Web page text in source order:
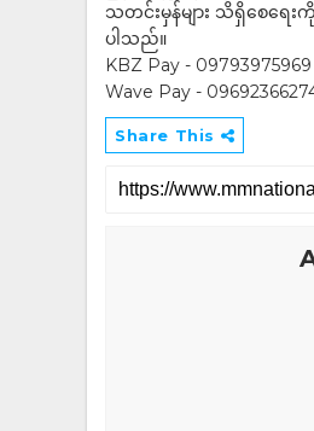
သတင်းမှန်များ သိရှိစေရေ
ပါသည်။
KBZ Pay -
Wave Pay -
Share This